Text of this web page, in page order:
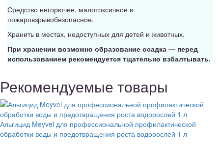
Средство негорючее, малотоксичное и
пожаровзрывобезопасное.
Хранить в местах, недоступных для детей и животных.
При хранении возможно образование осадка — перед
использованием рекомендуется тщательно взбалтывать.
Рекомендуемые товары
Альгицид Meyvel для профессиональной профилактической
обработки воды и предотвращения роста водорослей 1 л